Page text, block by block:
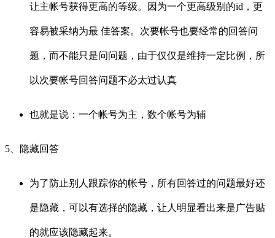
让主帐号获得更高的等级。因为一个更高级别的id，更
容易被采纳为最 佳答案。次要帐号也要经常的回答问
题，而不能只是问问题，由于仅仅是维持一定比例，所
以次要帐号回答问题不必太过认真
也就是说：一个帐号为主，数个帐号为辅
5、隐藏回答
为了防止别人跟踪你的帐号，所有回答过的问题最好还
是隐藏，可以有选择的隐藏，让人明显看出来是广告贴
的就应该隐藏起来。